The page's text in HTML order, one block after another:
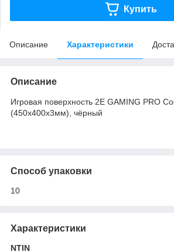
Купить
Описание Характеристики
Описание
Игровая поверхность 2E GAMING PRO
(450x400x3мм), чёрный
Способ упаковки
10
Характеристики
NTIN